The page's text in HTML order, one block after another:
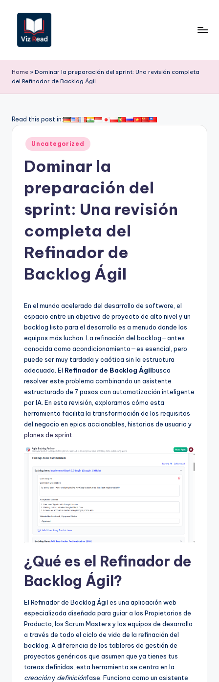
contenido
iz
R
a
ni
A
o
w
&
D
si
Home » Dominar la preparación del sprint: Una revisión completa
del Refinador de Backlog Ágil
Read this post in:
Publicado
en
Uncategorized
Dominar la
preparación del
sprint: Una revisión
completa del
Refinador de
Backlog Ágil
En el mundo acelerado del desarrollo de software, el
espacio entre un objetivo de proyecto de alto nivel y un
backlog listo para el desarrollo es a menudo donde los
equipos más luchan. La refinación del backlog—antes
conocida como acondicionamiento—es esencial, pero
puede ser muy tardada y caótica sin la estructura
adecuada. El Refinador de Backlog Ágilbusca
resolver este problema combinando un asistente
estructurado de 7 pasos con automatización inteligente
por IA. En esta revisión, exploramos cómo esta
herramienta facilita la transformación de los requisitos
del negocio en epics accionables, historias de usuario y
planes de sprint
¿Qué es el Refinador de
Backlog Ágil?
El Refinador de Backlog Ágil es una aplicación web
especializada diseñada para guiar a los Propietarios de
Producto, los Scrum Masters y los equipos de desarrollo
a través de todo el ciclo de vida de la refinación del
backlog. A diferencia de los tableros de gestión de
proyectos genéricos que asumen que ya tienes tus
tareas definidas, esta herramienta se centra en la
creacióny definiciónfase. Funciona como un asistente